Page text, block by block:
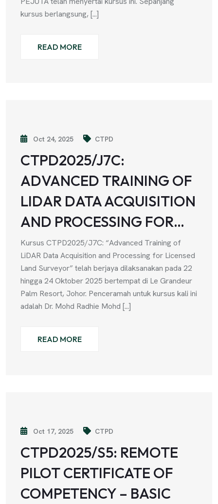
kursus berlangsung, [...]
READ MORE
Oct 24, 2025 CTPD
CTPD2025/J7C:
ADVANCED TRAINING OF
LIDAR DATA ACQUISITION
AND PROCESSING FOR…
Kursus CTPD2025/J7C: “Advanced Training of
LiDAR Data Acquisition and Processing for Licensed
Land Surveyor” telah berjaya dilaksanakan pada 22
hingga 24 Oktober 2025 bertempat di Le Grandeur
Palm Resort, Johor. Penceramah untuk kursus kali ini
adalah Dr. Mohd Radhie Mohd [...]
READ MORE
Oct 17, 2025 CTPD
CTPD2025/S5: REMOTE
PILOT CERTIFICATE OF
COMPETENCY – BASIC